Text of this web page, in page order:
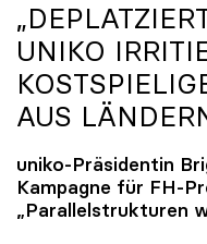
UNIKO
AUS
uniko-Präsidentin
Kampagne für FH-
„Parallelstrukturen